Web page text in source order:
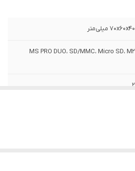
70x60x40 میلی‌متر
MS PRO DUO، SD/MMC، Micro SD، M2
2